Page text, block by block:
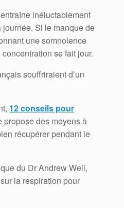
inéluctablement
Si le manque de
une somnolence
se fait jour.
souffriraient d’un
12 conseils pour
propose des moyens à
récupérer pendant le
du Dr Andrew Weil,
la respiration pour